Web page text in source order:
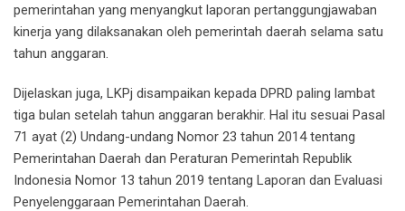
pemerintahan yang menyangkut laporan pertanggungjawaban
kinerja yang dilaksanakan oleh pemerintah daerah selama satu
tahun anggaran.
Dijelaskan juga, LKPj disampaikan kepada DPRD paling lambat
tiga bulan setelah tahun anggaran berakhir. Hal itu sesuai Pasal
71 ayat (2) Undang-undang Nomor 23 tahun 2014 tentang
Pemerintahan Daerah dan Peraturan Pemerintah Republik
Indonesia Nomor 13 tahun 2019 tentang Laporan dan Evaluasi
Penyelenggaraan Pemerintahan Daerah.